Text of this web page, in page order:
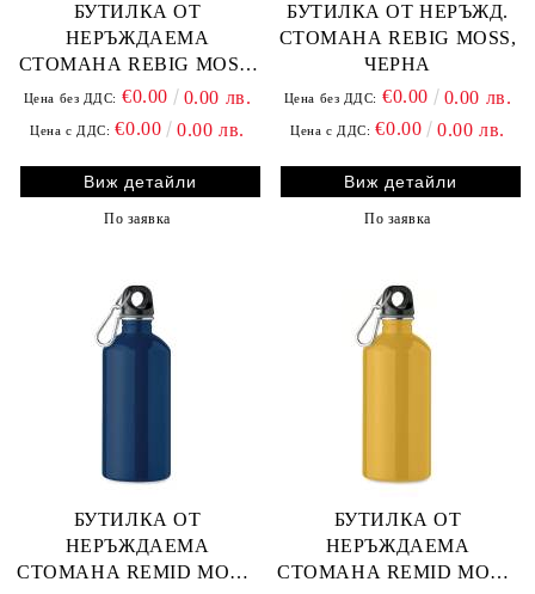
БУТИЛКА ОТ
НЕРЪЖДАЕМА
СТОМАНА REBIG MOSS,
Т.СИНЯ
Цена без ДДС: €0.00 0.00 лв.
Цена с ДДС: €0.00 0.00 лв.
Виж детайли
По заявка
БУТИЛКА ОТ НЕРЪЖД.
СТОМАНА REBIG MOSS,
ЧЕРНА
Цена без ДДС: €0.00 0.00 лв.
Цена с ДДС: €0.00 0.00 лв.
Виж детайли
По заявка
БУТИЛКА ОТ
НЕРЪЖДАЕМА
СТОМАНА REMID MOSS,
БУТИЛКА ОТ
НЕРЪЖДАЕМА
СТОМАНА REMID MOSS,